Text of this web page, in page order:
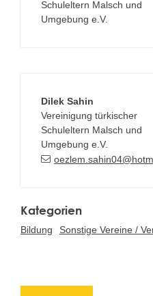
Schuleltern Malsch und
Umgebung e.V.
Dilek Sahin
Vereinigung türkischer
Schuleltern Malsch und
Umgebung e.V.
Bildung Sonstige Vereine /